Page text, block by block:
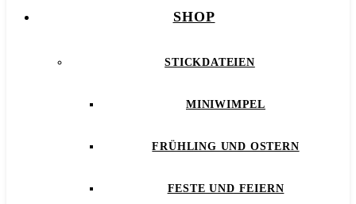
SHOP
STICKDATEIEN
MINIWIMPEL
FRÜHLING UND OSTERN
FESTE UND FEIERN